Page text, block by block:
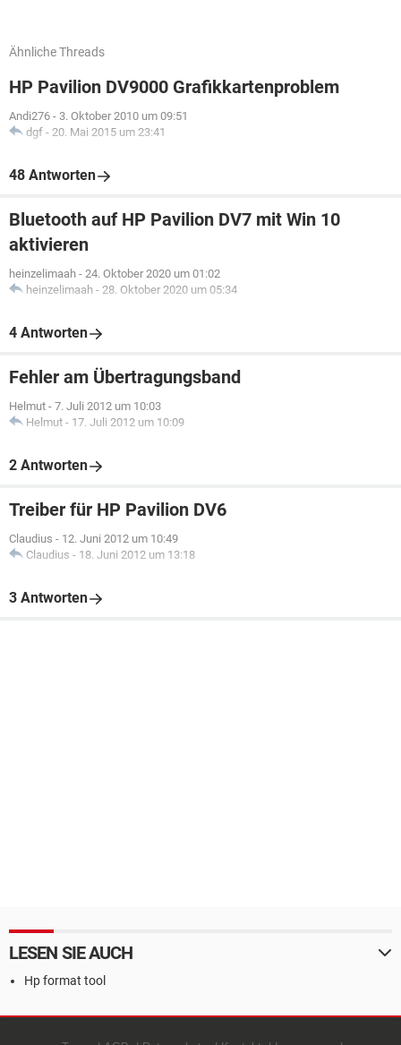
Ähnliche Threads
HP Pavilion DV9000 Grafikkartenproblem
Andi276 - 3. Oktober 2010 um 09:51
dgf - 20. Mai 2015 um 23:41
48 Antworten
Bluetooth auf HP Pavilion DV7 mit Win 10
aktivieren
heinzelimaah - 24. Oktober 2020 um 01:02
heinzelimaah - 28. Oktober 2020 um 05:34
4 Antworten
Fehler am Übertragungsband
Helmut - 7. Juli 2012 um 10:03
Helmut - 17. Juli 2012 um 10:09
2 Antworten
Treiber für HP Pavilion DV6
Claudius - 12. Juni 2012 um 10:49
Claudius - 18. Juni 2012 um 13:18
3 Antworten
LESEN SIE AUCH
Hp format tool